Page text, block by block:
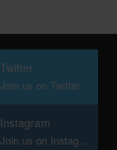
Twitter
Join us on Twitter
Instagram
Join us on Instagram